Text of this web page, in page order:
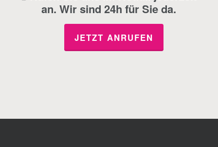
an. Wir sind 24h für Sie da.
JETZT ANRUFEN